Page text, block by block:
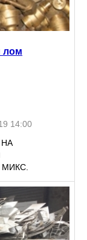
лом
14:00